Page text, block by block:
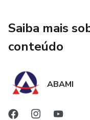
Saiba mais
conteúdo
ABAMI